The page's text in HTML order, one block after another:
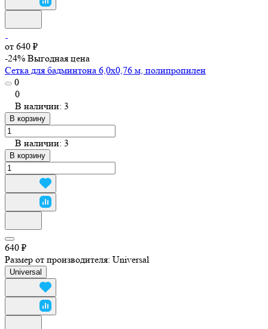
от 640 ₽
-24% Выгодная цена
Сетка для бадминтона 6,0х0,76 м, полипропилен
0
0
В наличии: 3
В корзину
В наличии: 3
В корзину
640 ₽
Размер от производителя: Universal
Universal